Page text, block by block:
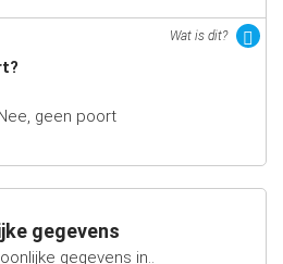
Wat is dit?
geen poort
gegevens
gegevens in..